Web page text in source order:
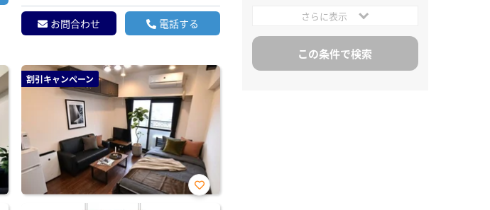
お問合わせ 電話する
割引キャンペーン
お気
さらに表示